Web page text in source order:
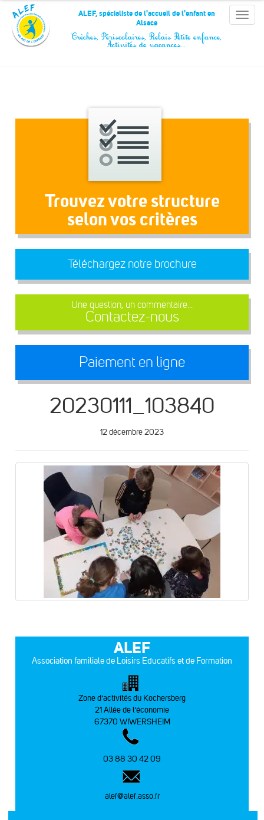
Panneau de gestion des cookies
Toggle
ALEF, spécialiste de l'accueil de l'enfant en
Alsace
Crèches, Périscolaires, Relais Petite enfance,
Activités de vacances…
Trouvez votre structure
selon vos critères
Téléchargez notre brochure
Une question, un commentaire...
Contactez-nous
Paiement en ligne
20230111_103840
12 décembre 2023
ALEF
Association familiale de Loisirs Educatifs et de Formation
Zone d’activités du Kochersberg
21 Allée de l’économie
67370 WIWERSHEIM
03 88 30 42 09
alef@alef.asso.fr